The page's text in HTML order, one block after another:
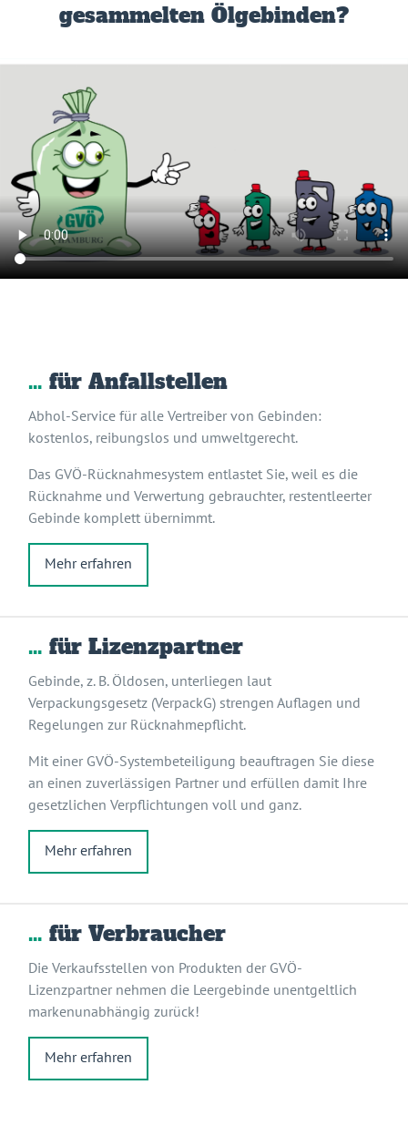
gesammelten Ölgebinden?
… für Anfallstellen
Abhol-Service für alle Vertreiber von Gebinden:
kostenlos, reibungslos und umweltgerecht.
Das GVÖ-Rücknahmesystem entlastet Sie, weil es die
Rücknahme und Verwertung gebrauchter, restentleerter
Gebinde komplett übernimmt.
Mehr erfahren
… für Lizenzpartner
Gebinde, z. B. Öldosen, unterliegen laut
Verpackungsgesetz (VerpackG) strengen Auflagen und
Regelungen zur Rücknahmepflicht.
Mit einer GVÖ-Systembeteiligung beauftragen Sie diese
an einen zuverlässigen Partner und erfüllen damit Ihre
gesetzlichen Verpflichtungen voll und ganz.
Mehr erfahren
… für Verbraucher
Die Verkaufsstellen von Produkten der GVÖ-
Lizenzpartner nehmen die Leergebinde unentgeltlich
markenunabhängig zurück!
Mehr erfahren